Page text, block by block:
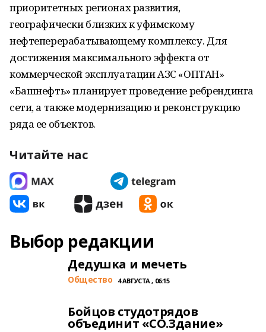
приоритетных регионах развития,
географически близких к уфимскому
нефтеперерабатывающему комплексу. Для
достижения максимального эффекта от
коммерческой эксплуатации АЗС «ОПТАН»
«Башнефть» планирует проведение ребрендинга
сети, а также модернизацию и реконструкцию
ряда ее объектов.
Читайте нас
Выбор редакции
Дедушка и мечеть
Общество 4 АВГУСТА , 06:15
Бойцов студотрядов
объединит «СО.Здание»